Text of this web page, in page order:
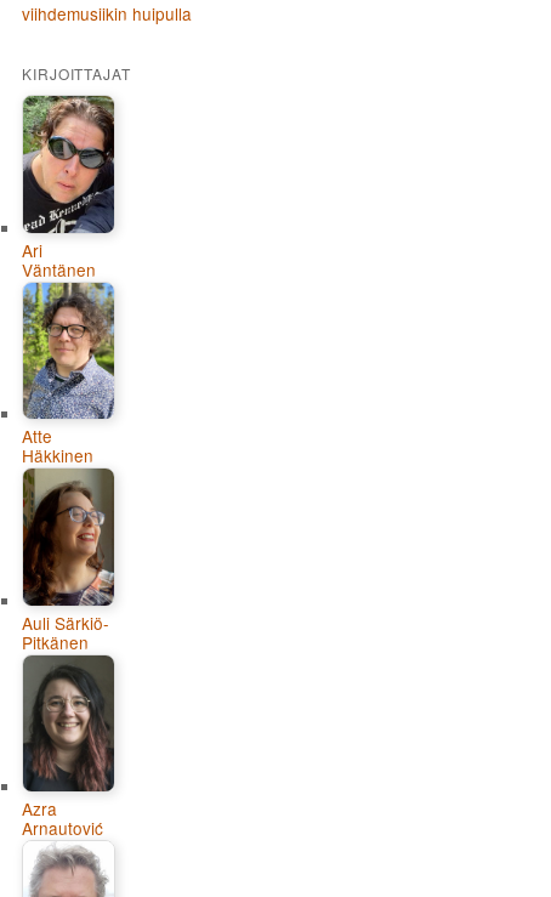
viihdemusiikin huipulla
KIRJOITTAJAT
Ari
Väntänen
Atte
Häkkinen
Auli Särkiö-
Pitkänen
Azra
Arnautović